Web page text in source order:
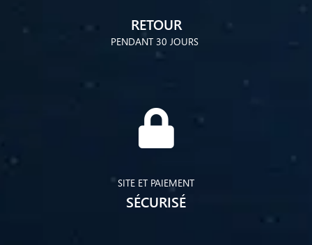
RETOUR
PENDANT 30 JOURS
SITE ET PAIEMENT
SÉCURISÉ